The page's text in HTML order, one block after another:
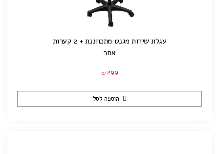
עגלת שירות מגנט מתכווננת + 2 קערות
אחר
₪ 299
הוספה לסל